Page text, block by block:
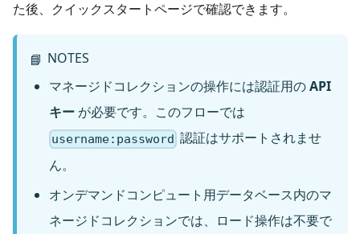
た後、クイックスタートページで確認できます。
📘 NOTES
マネージドコレクションの操作には認証用のAPI
キー が必要です。このフローでは
username:password 認証はサポートされませ
ん。
オンデマンドコンピュート用データベース内のマ
ネージドコレクションでは、ロード操作は不要で